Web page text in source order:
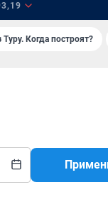
Когда построят?